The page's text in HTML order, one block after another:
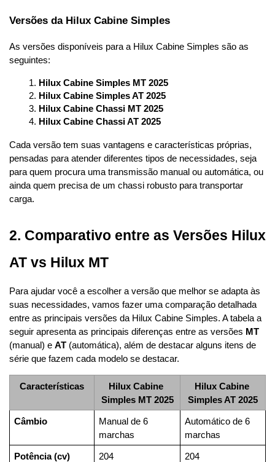
Versões da Hilux Cabine Simples
As versões disponíveis para a Hilux Cabine Simples são as
seguintes:
Hilux Cabine Simples MT 2025
Hilux Cabine Simples AT 2025
Hilux Cabine Chassi MT 2025
Hilux Cabine Chassi AT 2025
Cada versão tem suas vantagens e características próprias,
pensadas para atender diferentes tipos de necessidades, seja
para quem procura uma transmissão manual ou automática, ou
ainda quem precisa de um chassi robusto para transportar
carga.
2. Comparativo entre as Versões Hilux
AT vs Hilux MT
Para ajudar você a escolher a versão que melhor se adapta às
suas necessidades, vamos fazer uma comparação detalhada
entre as principais versões da Hilux Cabine Simples. A tabela a
seguir apresenta as principais diferenças entre as versões MT
(manual) e AT (automática), além de destacar alguns itens de
série que fazem cada modelo se destacar.
Características
Hilux Cabine
Simples MT 2025
Hilux Cabine
Simples AT 2025
Câmbio
Manual de 6
marchas
Automático de 6
marchas
Potência (cv) 204 204